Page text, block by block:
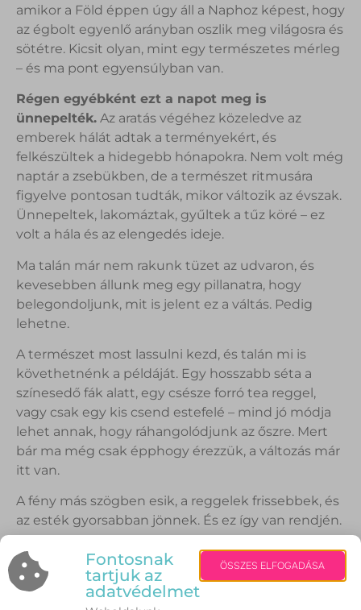
amikor a Föld éppen úgy áll a Naphoz képest, hogy
az égbolt egyenlő arányban oszlik meg világosra és
sötétre. Kicsit olyan, mint egy természetes mérleg
– és ma pont egyensúlyban van.
Régen egyébként ezt a napot meg is
ünnepelték. Az aratás végéhez közeledve az
emberek hálát adtak a terményekért, és
felkészültek a hidegebb hónapokra. Nem volt még
naptár a zsebükben, de a természet ritmusára
figyelve pontosan tudták, mikor változik az évszak.
Ünnepeltek, lakomáztak, gyűltek a tűz köré – ez
volt a hála és az elengedés ideje.
Ma talán már nem rakunk tüzet az udvaron, és
kevesebben állunk meg egy pillanatra, hogy
belegondoljunk, mit is jelent ez a váltás. Pedig
lehetne.
A természet most lassulni kezd, és talán mi is
követhetnénk a példáját. Egy hosszabb séta a
színesedő fák alatt, egy csésze forró tea reggel,
vagy csak egy kis csend estefelé – mind jó módja
lehet annak, hogy ráhangolódjunk az őszre. Mert
bár ma még csak épphogy érezzük, a változás már
itt van.
A fény más szögben esik, a reggelek frissebbek, és
az esték gyorsabban jönnek. És ez így van rendjén.
Nem kell elbúcsúznunk a nyártól nagy felhajtással,
de talán érdemes egy pillanatra megköszönni
mindazt, amit hozott. És nyitott szívvel engedni be
Fontosnak
tartjuk az
adatvédelmet
ÖSSZES ELFOGADÁSA